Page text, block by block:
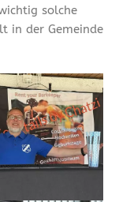
solche
in der Gemeinde